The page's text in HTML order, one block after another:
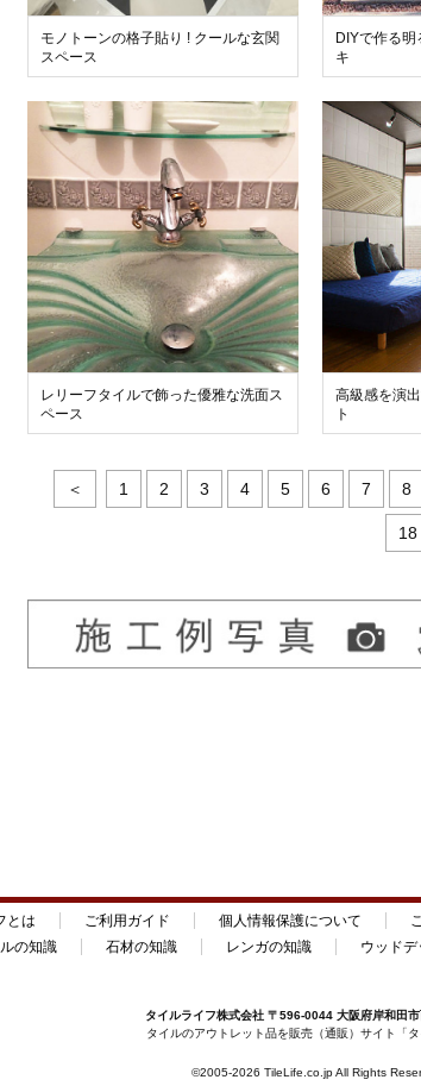
モノトーンの格子貼り ! クールな玄関
スペース
DIYで作る
キ
レリーフタイルで飾った優雅な洗面ス
ペース
高級感を演
ト
＜ 1 2 3 4 5 6 7 8
18
とは ご利用ガイド 個人情報保護について
の知識
石材の知識 レンガの知識 ウッド
タイルライフ株式会社 〒596-0044 大阪府岸和田
タイルのアウトレット品を販売（通販）サイト「
©2005-2026 TileLife.co.jp All Rights